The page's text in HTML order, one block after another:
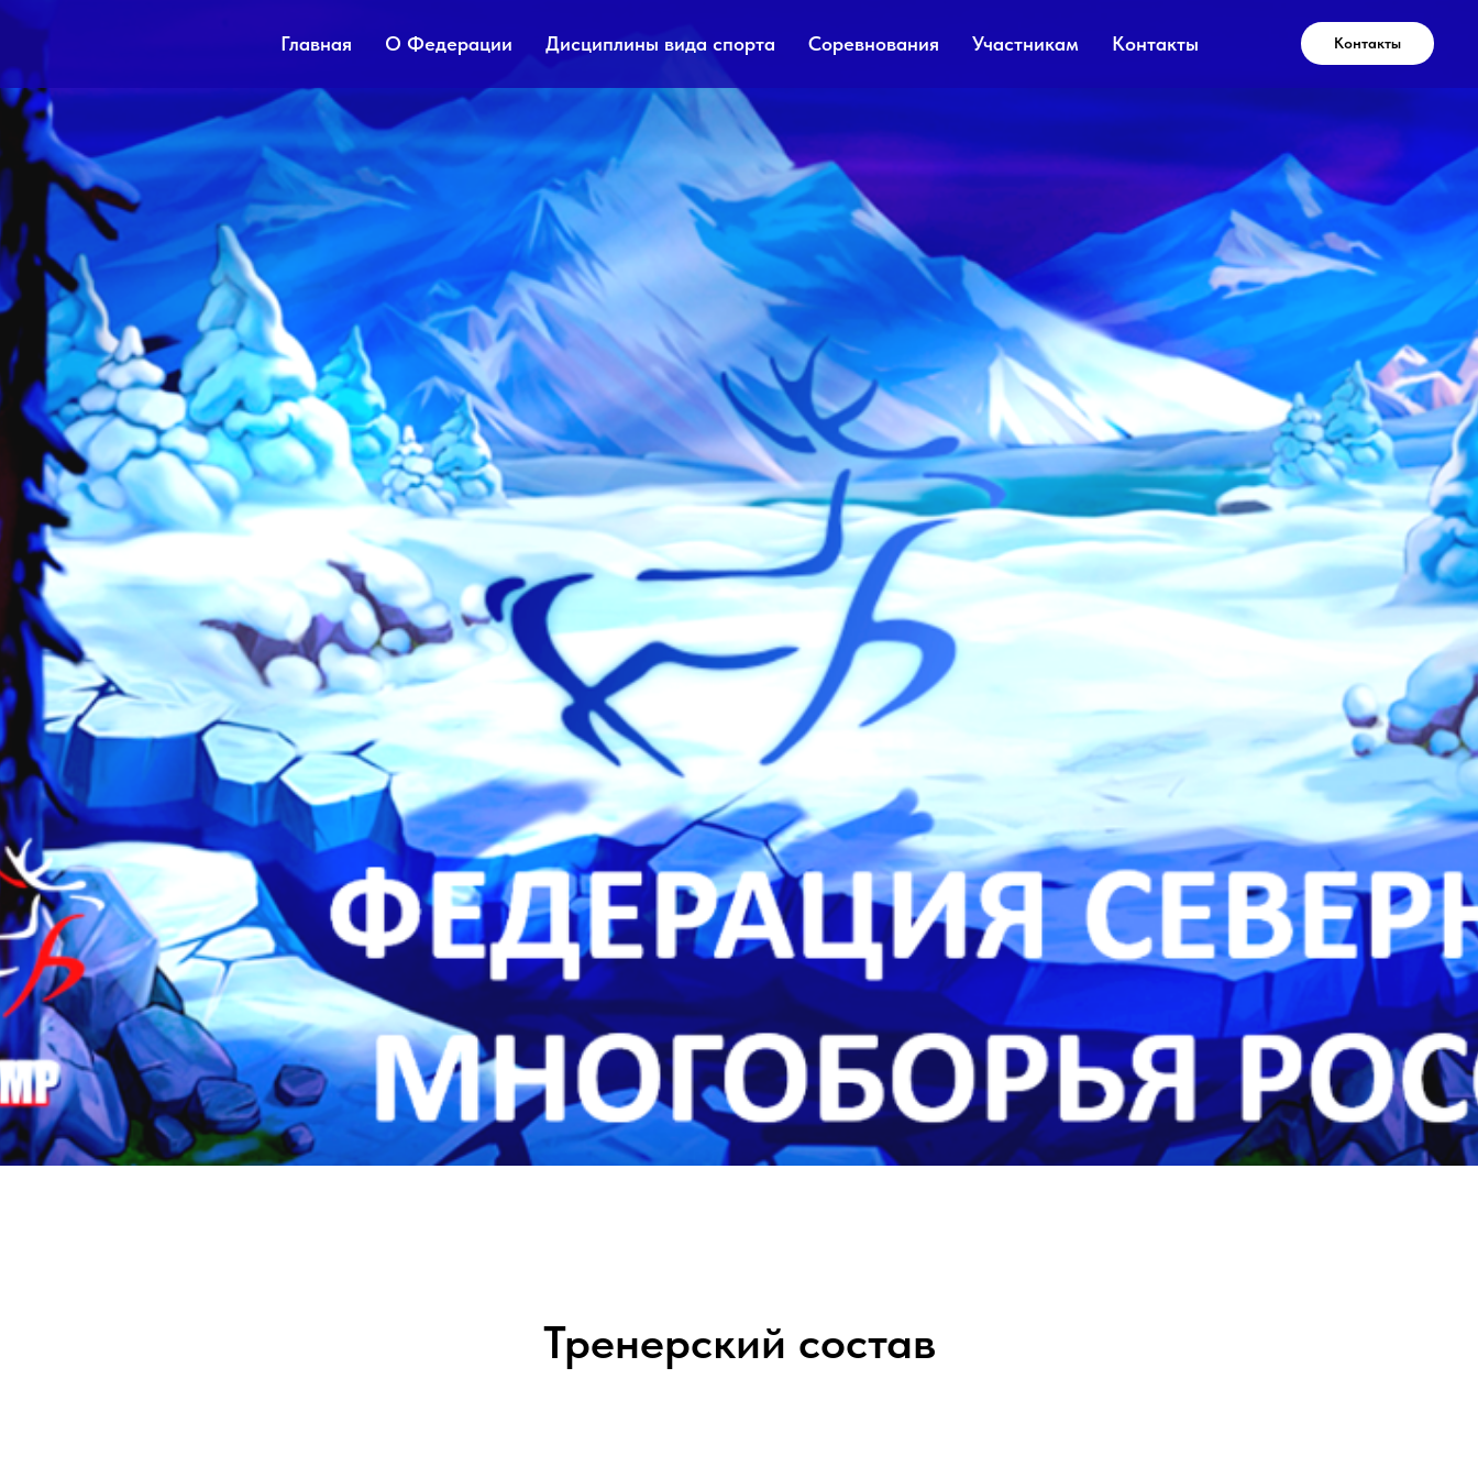
Главная О Федерации Дисциплины вида спорта Соревнования Участникам Контакты Контакты
Тренерский состав